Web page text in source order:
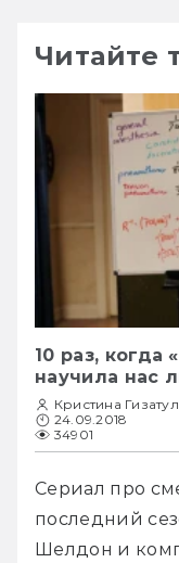
Читайте
10 раз, когда
научила нас
Кристина
24.09.2018
34901
Сериал про
последний
Шелдон и